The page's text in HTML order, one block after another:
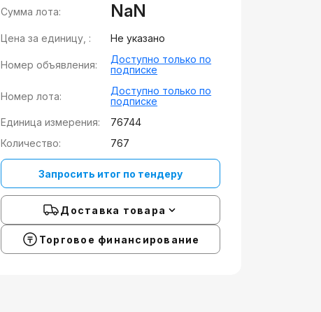
Сумма лота: NaN
Цена за единицу, : Не указано
Номер объявления:
Доступно только по
подписке
Номер лота:
Доступно только по
подписке
Единица измерения:
76744
Количество:
767
Запросить итог по тендеру
Доставка товара
Торговое финансирование